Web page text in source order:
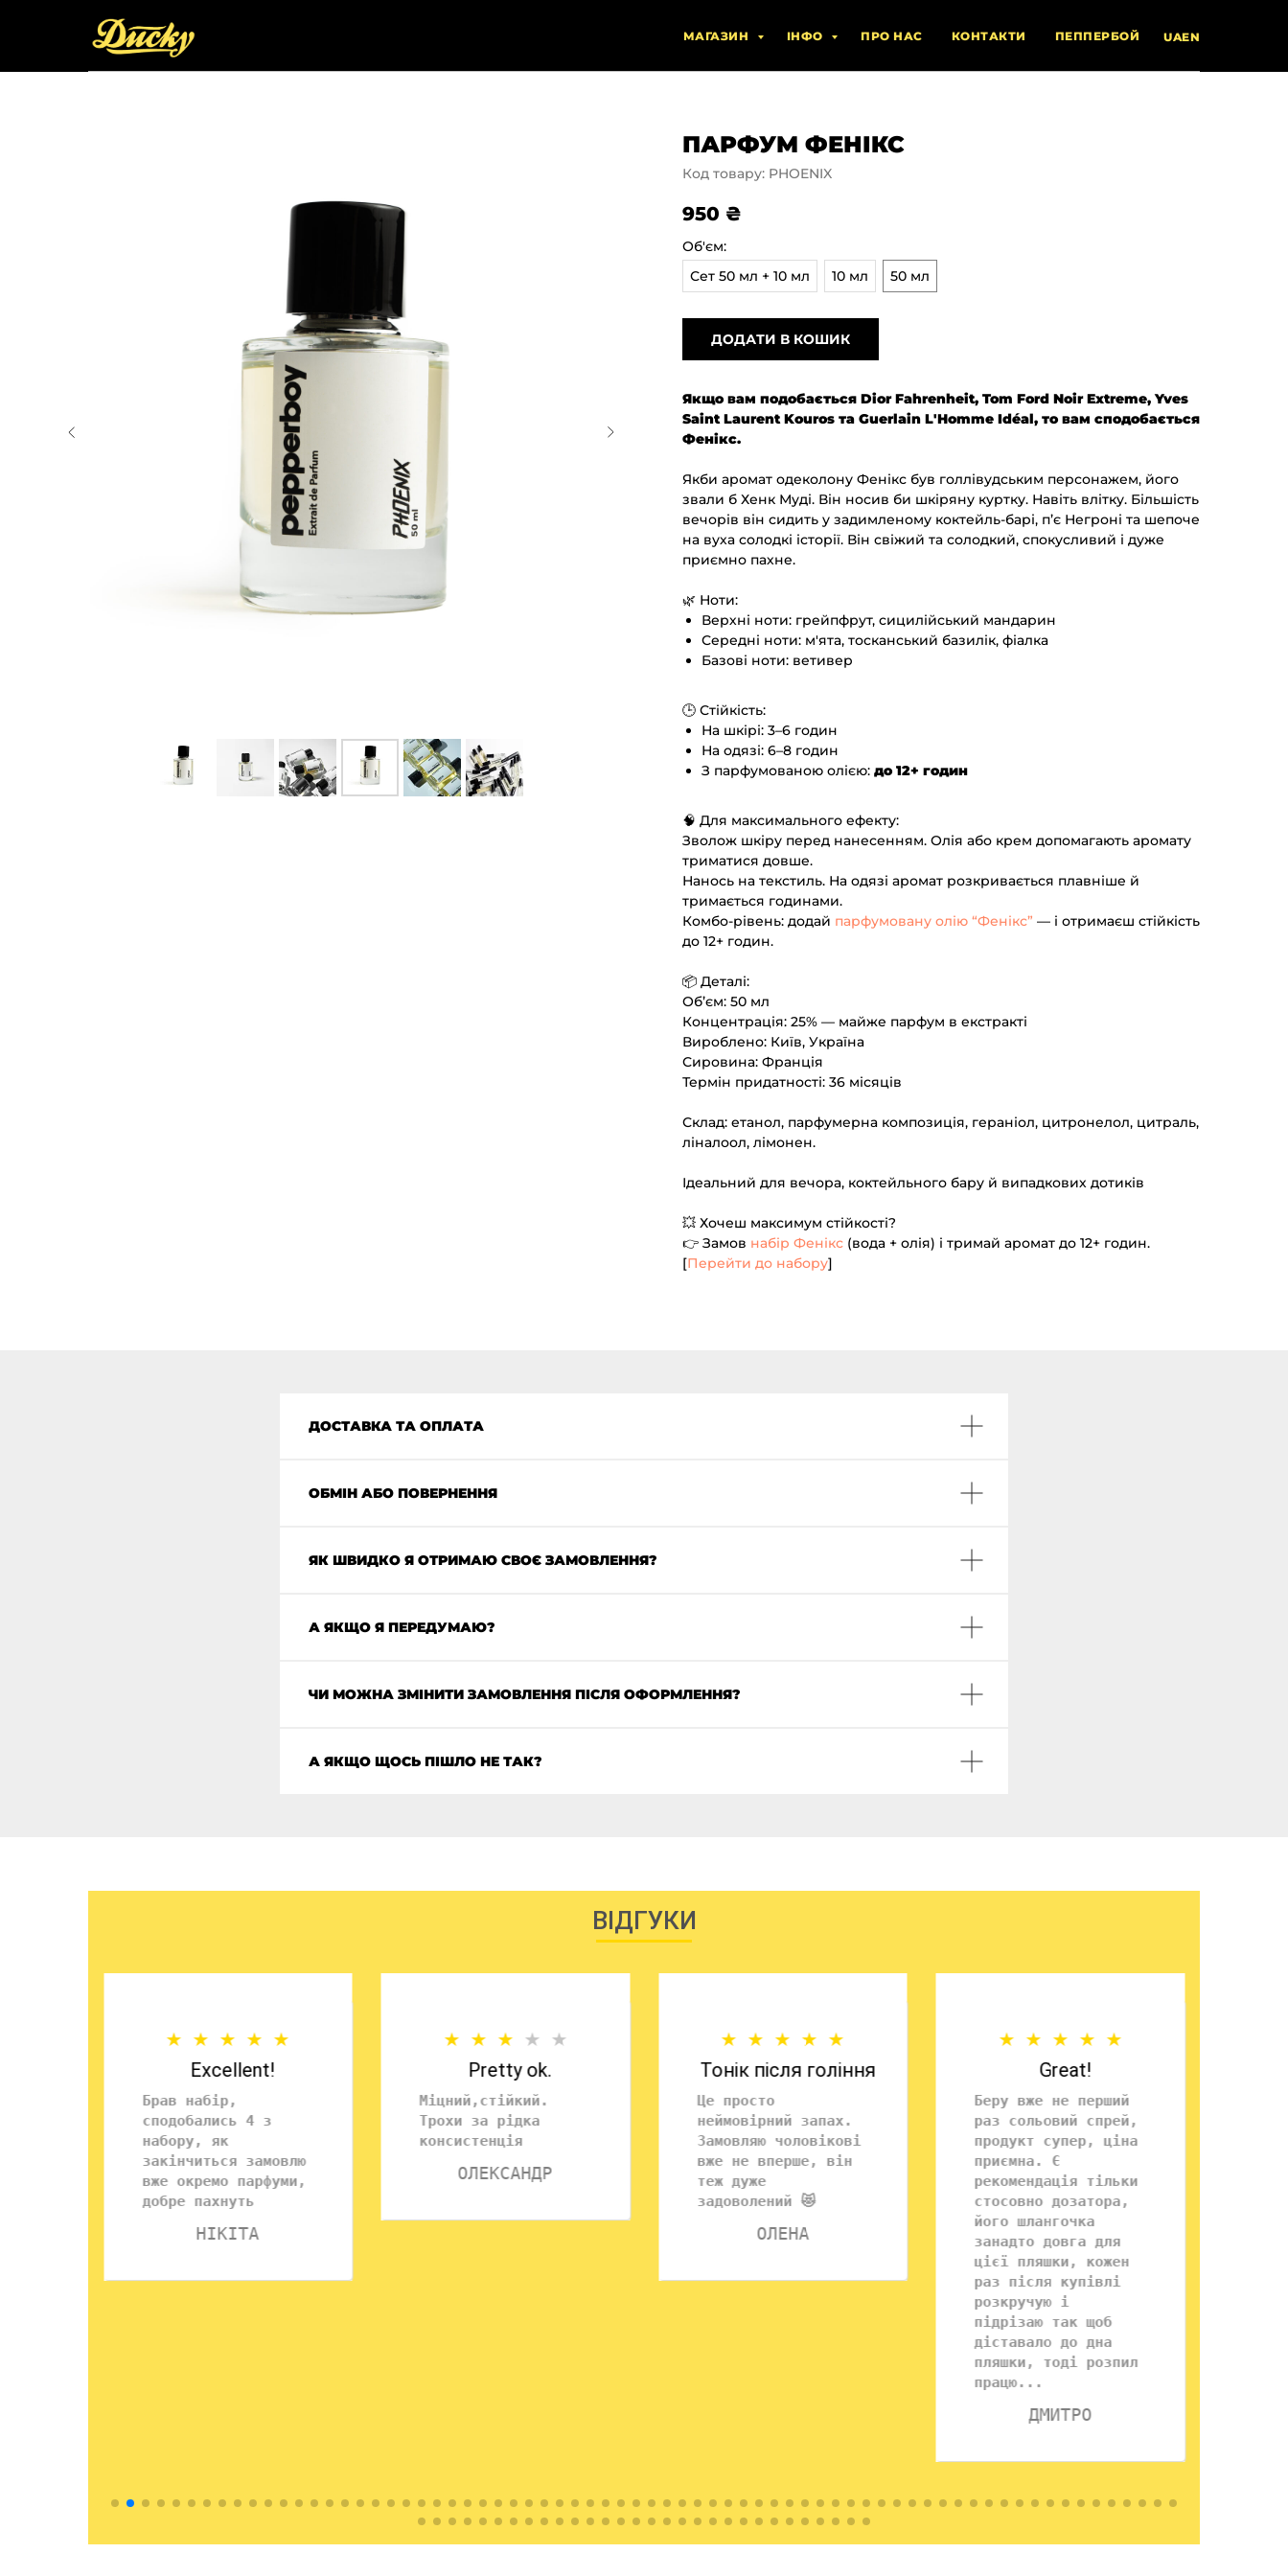
МАГАЗИН ІНФО ПРО НАС КОНТАКТИ ПЕППЕРБОЙ UAEN
ПАРФУМ ФЕНІКС
Код товару: PHOENIX
950 ₴
Об'єм:
Сет 50 мл + 10 мл
10 мл 50 мл
ДОДАТИ В КОШИК
Якщо вам подобається Dior Fahrenheit, Tom Ford Noir Extreme, Yves
Saint Laurent Kouros та Guerlain L'Homme Idéal, то вам сподобається
Фенікс.
Якби аромат одеколону Фенікс був голлівудським персонажем, його
звали б Хенк Муді. Він носив би шкіряну куртку. Навіть влітку. Більшість
вечорів він сидить у задимленому коктейль-барі, п’є Негроні та шепоче
на вуха солодкі історії. Він свіжий та солодкий, спокусливий і дуже
приємно пахне.
🌿 Ноти:
Верхні ноти: грейпфрут, сицилійський мандарин
Середні ноти: м'ята, тосканський базилік, фіалка
Базові ноти: ветивер
🕒 Стійкість:
На шкірі: 3–6 годин
На одязі: 6–8 годин
З парфумованою олією: до 12+ годин
🧠 Для максимального ефекту:
Зволож шкіру перед нанесенням. Олія або крем допомагають аромату
триматися довше.
Нанось на текстиль. На одязі аромат розкривається плавніше й
тримається годинами.
Комбо-рівень: додай парфумовану олію “Фенікс” — і отримаєш стійкість
до 12+ годин.
📦 Деталі:
Об’єм: 50 мл
Концентрація: 25% — майже парфум в екстракті
Вироблено: Київ, Україна
Сировина: Франція
Термін придатності: 36 місяців
Склад: етанол, парфумерна композиція, гераніол, цитронелол, цитраль,
ліналоол, лімонен.
Ідеальний для вечора, коктейльного бару й випадкових дотиків
💥 Хочеш максимум стійкості?
👉 Замов набір Фенікс (вода + олія) і тримай аромат до 12+ годин.
[Перейти до набору]
ДОСТАВКА ТА ОПЛАТА
ОБМІН АБО ПОВЕРНЕННЯ
ЯК ШВИДКО Я ОТРИМАЮ СВОЄ ЗАМОВЛЕННЯ?
А ЯКЩО Я ПЕРЕДУМАЮ?
ЧИ МОЖНА ЗМІНИТИ ЗАМОВЛЕННЯ ПІСЛЯ ОФОРМЛЕННЯ?
А ЯКЩО ЩОСЬ ПІШЛО НЕ ТАК?
ВІДГУКИ
Excellent!
Брав набір,
сподобались 4 з
набору, як
закінчиться замовлю
вже окремо парфуми,
добре пахнуть
НІКІТА
Pretty ok.
Міцний,стійкий.
Трохи за рідка
консистенція
ОЛЕКСАНДР
Тонік після гоління
Це просто
неймовірний запах.
Замовляю чоловікові
вже не вперше, він
теж дуже
задоволений 😻
ОЛЕНА
Great!
Беру вже не перший
раз сольовий спрей,
продукт супер, ціна
приємна. Є
рекомендація тільки
стосовно дозатора,
його шлангочка
занадто довга для
цієї пляшки, кожен
раз після купівлі
розкручую і
підрізаю так щоб
діставало до дна
пляшки, тоді розпил
працю...
ДМИТРО